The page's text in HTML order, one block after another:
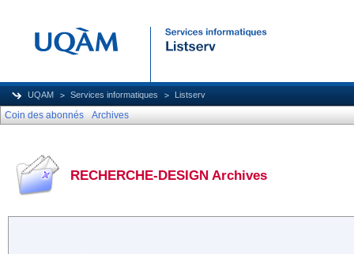
UQAM Services informatiques Listserv
Coin des abonnés Archives
RECHERCHE-DESIGN Archives